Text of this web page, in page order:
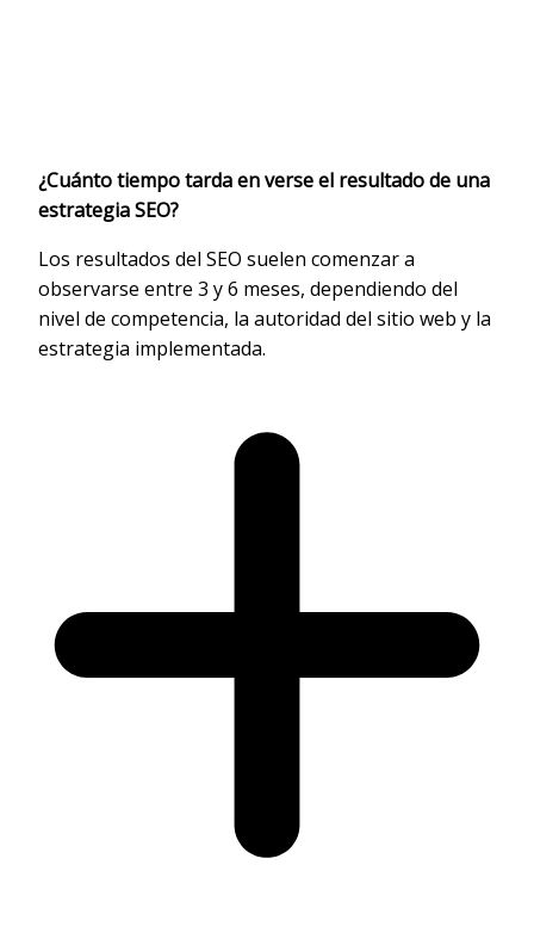
¿Cuánto tiempo tarda en verse el resultado de una
estrategia SEO?
Los resultados del SEO suelen comenzar a
observarse entre 3 y 6 meses, dependiendo del
nivel de competencia, la autoridad del sitio web y la
estrategia implementada.